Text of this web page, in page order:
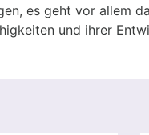
es geht vor allem
und ihrer